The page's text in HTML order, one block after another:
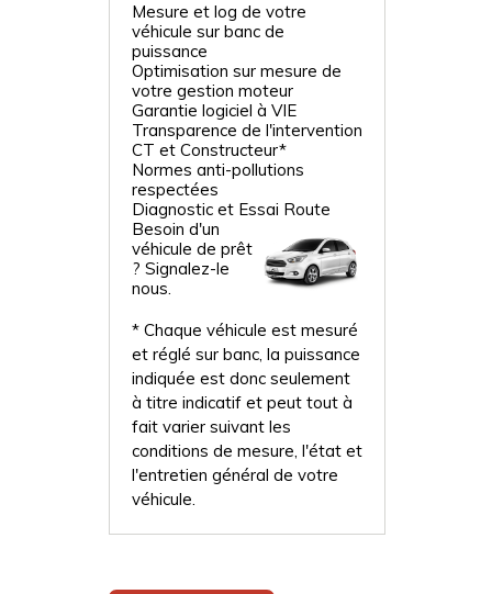
Mesure et log de votre
véhicule sur banc de
puissance
Optimisation sur mesure de
votre gestion moteur
Garantie logiciel à VIE
Transparence de l'intervention
CT et Constructeur*
Normes anti-pollutions
respectées
Diagnostic et Essai Route
Besoin d'un
véhicule de prêt
? Signalez-le
nous.
* Chaque véhicule est mesuré
et réglé sur banc, la puissance
indiquée est donc seulement
à titre indicatif et peut tout à
fait varier suivant les
conditions de mesure, l'état et
l'entretien général de votre
véhicule.